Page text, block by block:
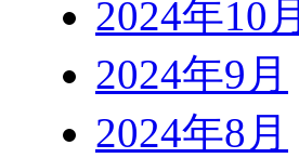
2024年10月
2024年9月
2024年8月